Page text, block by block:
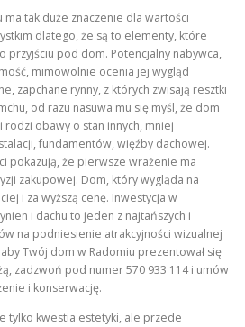
ma tak duże znaczenie dla wartości
dlatego, że są to elementy, które
przyjściu pod dom. Potencjalny nabywca,
mimowolnie ocenia jej wygląd
zapchane rynny, z których zwisają resztki
od razu nasuwa mu się myśl, że dom
rodzi obawy o stan innych, mniej
fundamentów, więźby dachowej.
pokazują, że pierwsze wrażenie ma
zakupowej. Dom, który wygląda na
i za wyższą cenę. Inwestycja w
i dachu to jeden z najtańszych i
na podniesienie atrakcyjności wizualnej
Twój dom w Radomiu prezentował się
zadzwoń pod numer 570 933 114 i umów
i konserwację.
tylko kwestia estetyki, ale przede